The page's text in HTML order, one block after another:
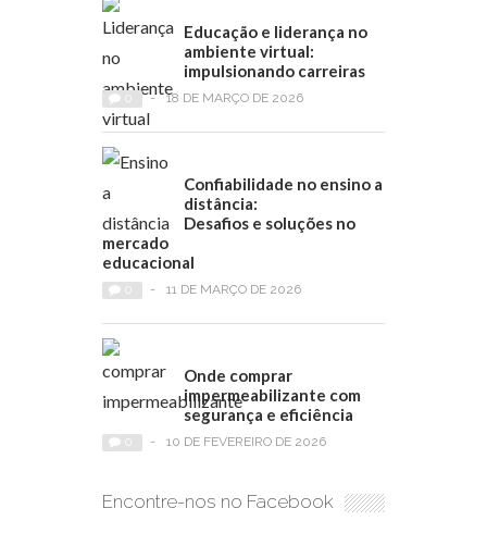
Educação e liderança no
ambiente virtual:
impulsionando carreiras
- 18 DE MARÇO DE 2026
Confiabilidade no ensino a
distância:
Desafios e soluções no
mercado
educacional
- 11 DE MARÇO DE 2026
Onde comprar
impermeabilizante com
segurança e eficiência
- 10 DE FEVEREIRO DE 2026
Encontre-nos no Facebook